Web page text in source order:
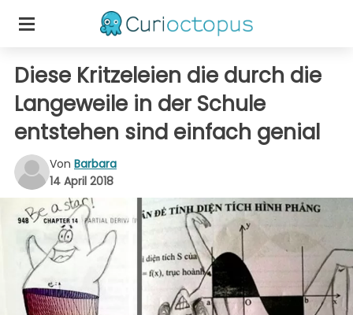
Diese Kritzeleien die durch die
Langeweile in der Schule
entstehen sind einfach genial
Von Barbara
14 April 2018